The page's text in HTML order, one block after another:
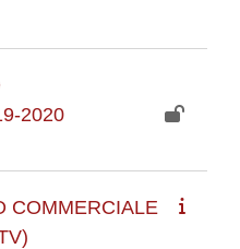
2020
COMMERCIALE